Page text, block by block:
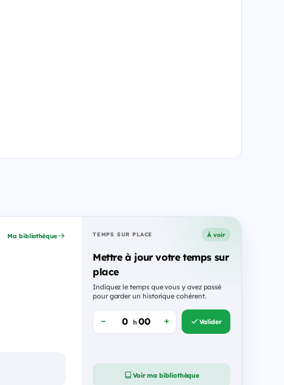
Ma bibliothèque TEMPS SUR PLACE À voir
Mettre à jour votre temps sur
place
Indiquez le temps que vous y avez passé
pour garder un historique cohérent.
h Valider
Voir ma bibliothèque